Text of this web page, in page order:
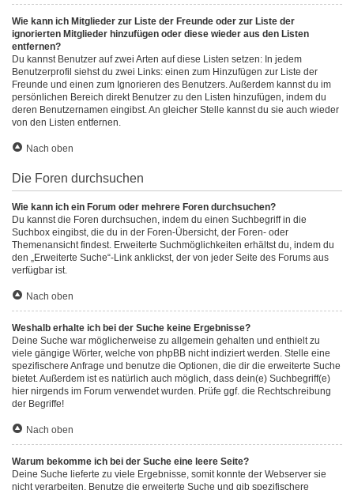
Wie kann ich Mitglieder zur Liste der Freunde oder zur Liste der
ignorierten Mitglieder hinzufügen oder diese wieder aus den Listen
entfernen?
Du kannst Benutzer auf zwei Arten auf diese Listen setzen: In jedem
Benutzerprofil siehst du zwei Links: einen zum Hinzufügen zur Liste der
Freunde und einen zum Ignorieren des Benutzers. Außerdem kannst du im
persönlichen Bereich direkt Benutzer zu den Listen hinzufügen, indem du
deren Benutzernamen eingibst. An gleicher Stelle kannst du sie auch wieder
von den Listen entfernen.
Nach oben
Die Foren durchsuchen
Wie kann ich ein Forum oder mehrere Foren durchsuchen?
Du kannst die Foren durchsuchen, indem du einen Suchbegriff in die
Suchbox eingibst, die du in der Foren-Übersicht, der Foren- oder
Themenansicht findest. Erweiterte Suchmöglichkeiten erhältst du, indem du
den „Erweiterte Suche“-Link anklickst, der von jeder Seite des Forums aus
verfügbar ist.
Nach oben
Weshalb erhalte ich bei der Suche keine Ergebnisse?
Deine Suche war möglicherweise zu allgemein gehalten und enthielt zu
viele gängige Wörter, welche von phpBB nicht indiziert werden. Stelle eine
spezifischere Anfrage und benutze die Optionen, die dir die erweiterte Suche
bietet. Außerdem ist es natürlich auch möglich, dass dein(e) Suchbegriff(e)
hier nirgends im Forum verwendet wurden. Prüfe ggf. die Rechtschreibung
der Begriffe!
Nach oben
Warum bekomme ich bei der Suche eine leere Seite?
Deine Suche lieferte zu viele Ergebnisse, somit konnte der Webserver sie
nicht verarbeiten. Benutze die erweiterte Suche und gib spezifischere